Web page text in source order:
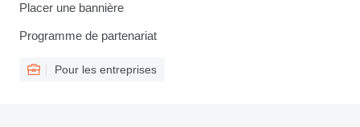
Placer une bannière
Programme de partenariat
Pour les entreprises